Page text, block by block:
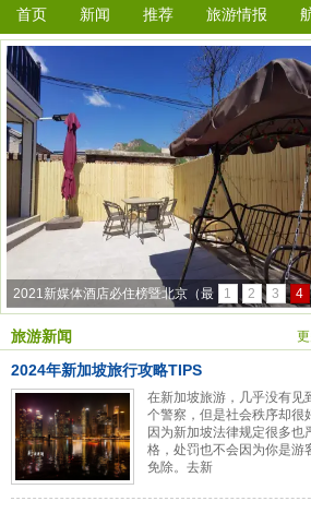
首页 新闻 推荐 旅游情报
1 2 3 4
2021新媒体酒店必住榜暨北京（最
旅游新闻
2024年新加坡旅行攻略TIPS
在新加坡旅游，几乎没有见
个警察，但是社会秩序却很
因为新加坡法律规定很多也
格，处罚也不会因为你是游
免除。去新